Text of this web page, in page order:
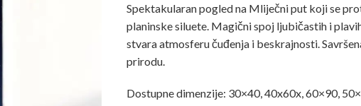
Spektakularan pogled na Mliječni put koji se
planinske siluete. Magični spoj ljubičastih i
stvara atmosferu čuđenja i beskrajnosti.
prirodu.
Dostupne dimenzije: 30×40, 40x60x, 60×90,